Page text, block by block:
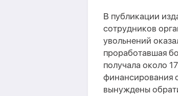
В публикации
сотрудников
увольнений
проработавшая
получала около
финансирования
вынуждены